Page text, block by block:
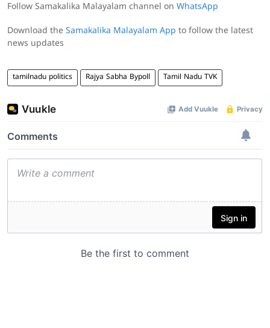
Follow Samakalika Malayalam channel on WhatsApp
Download the Samakalika Malayalam App to follow the latest
news updates
tamilnadu politics Rajya Sabha Bypoll Tamil Nadu TVK